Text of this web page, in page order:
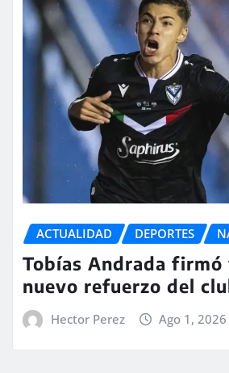
ACTUALIDAD DEPORTES
Tobías Andrada firmó
nuevo refuerzo del
Hector Perez Ago 1, 2026